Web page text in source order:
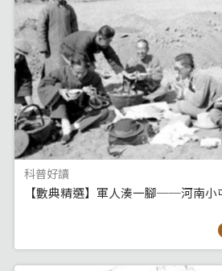
科普好讀
【數典精選】軍人湊一腳──河南小